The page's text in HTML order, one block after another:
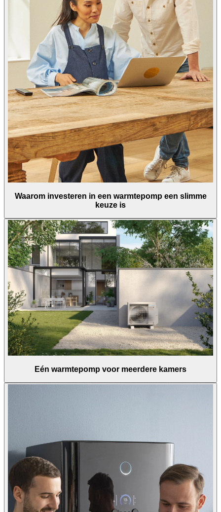
Waarom investeren in een warmtepomp een slimme
keuze is
Eén warmtepomp voor meerdere kamers